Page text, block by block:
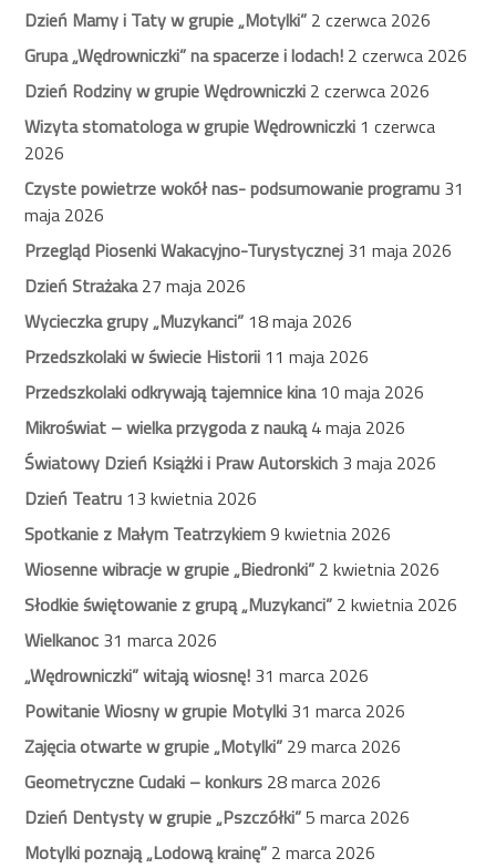
Dzień Mamy i Taty w grupie „Motylki” 2 czerwca 2026
Grupa „Wędrowniczki” na spacerze i lodach! 2 czerwca 2026
Dzień Rodziny w grupie Wędrowniczki 2 czerwca 2026
Wizyta stomatologa w grupie Wędrowniczki 1 czerwca
2026
Czyste powietrze wokół nas- podsumowanie programu 31
maja 2026
Przegląd Piosenki Wakacyjno-Turystycznej 31 maja 2026
Dzień Strażaka27 maja 2026
Wycieczka grupy „Muzykanci” 18 maja 2026
Przedszkolaki w świecie Historii 11 maja 2026
Przedszkolaki odkrywają tajemnice kina10 maja 2026
Mikroświat – wielka przygoda z nauką4 maja 2026
Światowy Dzień Książki i Praw Autorskich 3 maja 2026
Dzień Teatru 13 kwietnia 2026
Spotkanie z Małym Teatrzykiem9 kwietnia 2026
Wiosenne wibracje w grupie „Biedronki” 2 kwietnia 2026
Słodkie świętowanie z grupą „Muzykanci” 2 kwietnia 2026
Wielkanoc 31 marca 2026
„Wędrowniczki” witają wiosnę! 31 marca 2026
Powitanie Wiosny w grupie Motylki 31 marca 2026
Zajęcia otwarte w grupie „Motylki” 29 marca 2026
Geometryczne Cudaki – konkurs 28 marca 2026
Dzień Dentysty w grupie „Pszczółki”5 marca 2026
Motylki poznają „Lodową krainę” 2 marca 2026